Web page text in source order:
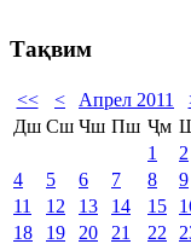
Тақвим
<< < Апрел 2011
Дш Сш Чш Пш Ҷм
1
2
4
5 6 7 8 9
11
12 13 14 15
18
19 20 21 22